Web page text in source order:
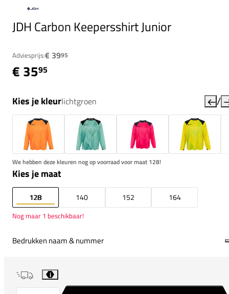
JDH Carbon Keepersshirt Junior
Adviesprijs:€ 3995
€ 3595
Kies je kleurlichtgroen /
We hebben deze kleuren nog op voorraad voor maat 128!
Kies je maat
128 140 152 164
Nog maar 1 beschikbaar!
Bedrukken naam & nummer
i